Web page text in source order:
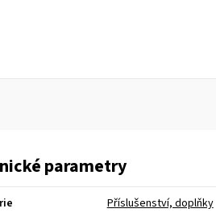
parametry
Příslušenství, doplňky